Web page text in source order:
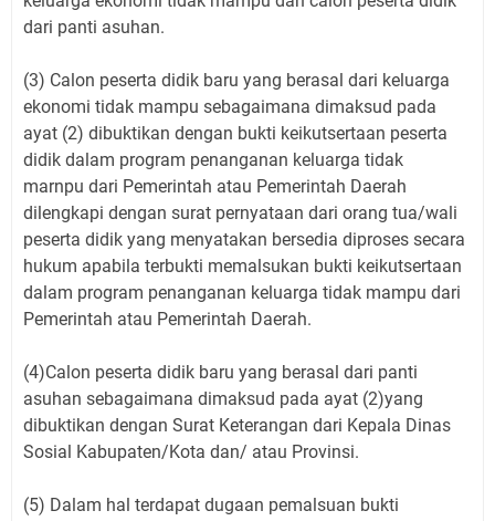
dari panti asuhan.
(3) Calon peserta didik baru yang berasal dari keluarga
ekonomi tidak mampu sebagaimana dimaksud pada
ayat (2) dibuktikan dengan bukti keikutsertaan peserta
didik dalam program penanganan keluarga tidak
marnpu dari Pemerintah atau Pemerintah Daerah
dilengkapi dengan surat pernyataan dari orang tua/wali
peserta didik yang menyatakan bersedia diproses secara
hukum apabila terbukti memalsukan bukti keikutsertaan
dalam program penanganan keluarga tidak mampu dari
Pemerintah atau Pemerintah Daerah.
(4)Calon peserta didik baru yang berasal dari panti
asuhan sebagaimana dimaksud pada ayat (2)yang
dibuktikan dengan Surat Keterangan dari Kepala Dinas
Sosial Kabupaten/Kota dan/ atau Provinsi.
(5) Dalam hal terdapat dugaan pemalsuan bukti